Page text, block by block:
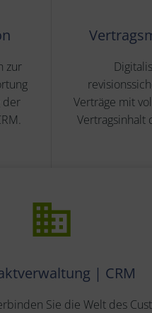
zur
der
Verträge mit
Vertragsinhalt
| CRM
Sie die Welt des